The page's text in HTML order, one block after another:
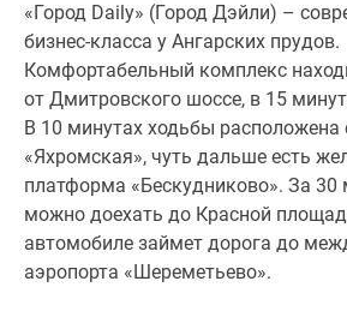
выделенной
обеденной
зоной
и
реализовать
другие
интересные
интерьерные
решения.
Все
«Город Daily» (Город Дэйли) –
бизнес-класса у Ангарских прудов.
Комфортабельный комплекс
от Дмитровского шоссе, в 15
В 10 минутах ходьбы расположена
«Яхромская», чуть дальше есть
платформа «Бескудниково». За 30
можно доехать до Красной
автомобиле займет дорога до
аэропорта «Шереметьево».